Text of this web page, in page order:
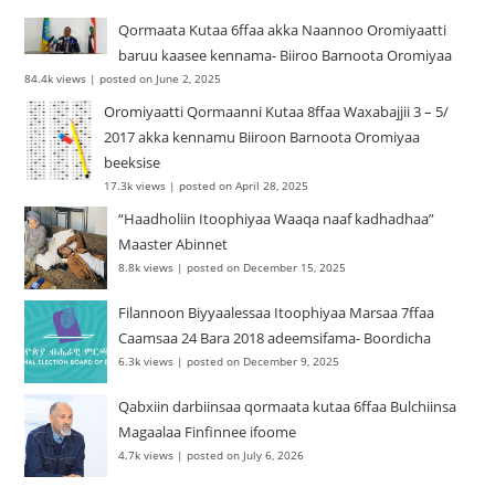
Qormaata Kutaa 6ffaa akka Naannoo Oromiyaatti
baruu kaasee kennama- Biiroo Barnoota Oromiyaa
84.4k views |posted on June 2, 2025
Oromiyaatti Qormaanni Kutaa 8ffaa Waxabajjii 3 – 5/
2017 akka kennamu Biiroon Barnoota Oromiyaa
beeksise
17.3k views |posted on April 28, 2025
“Haadholiin Itoophiyaa Waaqa naaf kadhadhaa”
Maaster Abinnet
8.8k views |posted on December 15, 2025
Filannoon Biyyaalessaa Itoophiyaa Marsaa 7ffaa
Caamsaa 24 Bara 2018 adeemsifama- Boordicha
6.3k views |posted on December 9, 2025
Qabxiin darbiinsaa qormaata kutaa 6ffaa Bulchiinsa
Magaalaa Finfinnee ifoome
4.7k views |posted on July 6, 2026